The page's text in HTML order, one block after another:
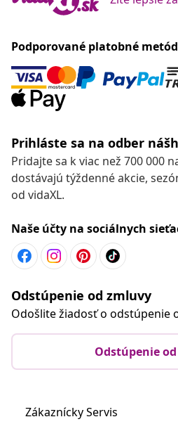
Podporované platobné
Prihláste sa na odber
Pridajte sa k viac než 700 000
dostávajú týždenné akcie,
od vidaXL.
Naše účty na sociálnych
Odstúpenie od zmluvy
Odošlite žiadosť o odstúpenie
Odstúpenie
Zákaznícky Servis